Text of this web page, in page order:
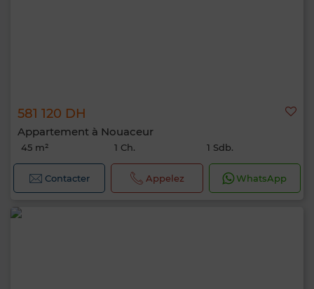
581 120 DH
Appartement à Nouaceur
45 m² 1 Ch. 1 Sdb.
Contacter Appelez WhatsApp